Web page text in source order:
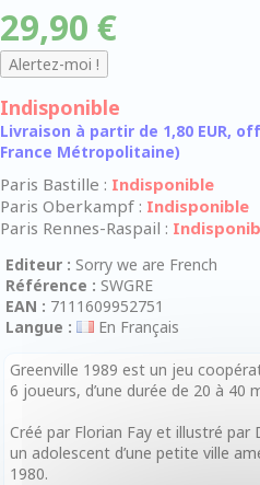
29,90 €
Indisponible
Livraison à partir de 1,80 EUR,
France Métropolitaine)
Paris Bastille : Indisponible
Paris Oberkampf : Indisponible
Paris Rennes-Raspail :
Editeur : Sorry we are French
Référence : SWGRE
EAN : 7111609952751
Langue :
En Français
Greenville 1989 est un jeu
6 joueurs, d’une durée de 20 à 40
Créé par Florian Fay et illustré par
un adolescent d’une petite ville
1980.